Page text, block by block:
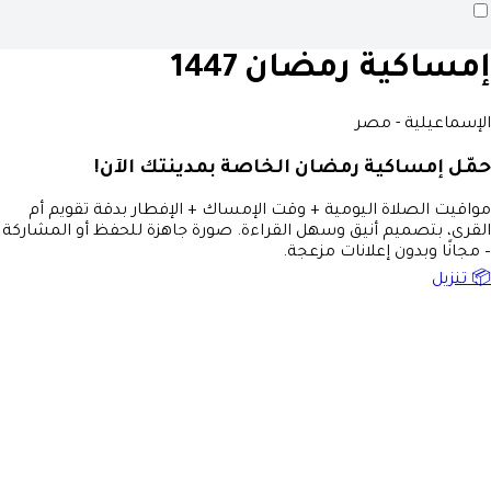
إمساكية رمضان 1447
الإسماعيلية - مصر
حمّل إمساكية رمضان الخاصة بمدينتك الآن!
مواقيت الصلاة اليومية + وقت الإمساك + الإفطار بدقة تقويم أم
القرى، بتصميم أنيق وسهل القراءة. صورة جاهزة للحفظ أو المشاركة
– مجانًا وبدون إعلانات مزعجة.
📦 تنزيل